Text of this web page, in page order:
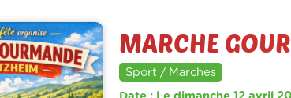
MARCHE
Sport / Marches